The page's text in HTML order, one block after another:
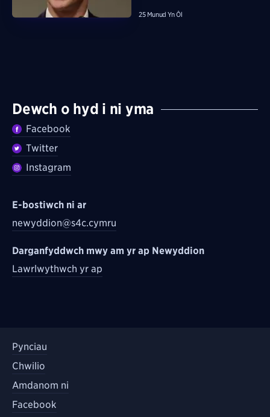
25 Munud Yn Ôl
Dewch o hyd i ni yma
Facebook
Twitter
Instagram
E-bostiwch ni ar
newyddion@s4c.cymru
Darganfyddwch mwy am yr ap Newyddion
Lawrlwythwch yr ap
Pynciau
Chwilio
Amdanom ni
Facebook